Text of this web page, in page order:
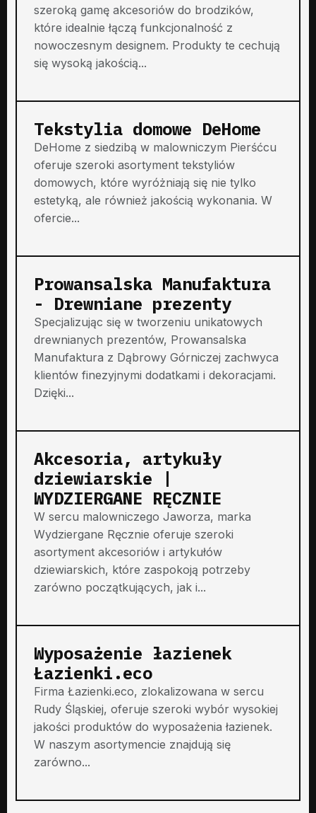
szeroką gamę akcesoriów do brodzików,
które idealnie łączą funkcjonalność z
nowoczesnym designem. Produkty te cechują
się wysoką jakością...
Tekstylia domowe DeHome
DeHome z siedzibą w malowniczym Pierśćcu
oferuje szeroki asortyment tekstyliów
domowych, które wyróżniają się nie tylko
estetyką, ale również jakością wykonania. W
ofercie...
Prowansalska Manufaktura
- Drewniane prezenty
Specjalizując się w tworzeniu unikatowych
drewnianych prezentów, Prowansalska
Manufaktura z Dąbrowy Górniczej zachwyca
klientów finezyjnymi dodatkami i dekoracjami.
Dzięki...
Akcesoria, artykuły
dziewiarskie |
WYDZIERGANE RĘCZNIE
W sercu malowniczego Jaworza, marka
Wydziergane Ręcznie oferuje szeroki
asortyment akcesoriów i artykułów
dziewiarskich, które zaspokoją potrzeby
zarówno początkujących, jak i...
Wyposażenie łazienek
Łazienki.eco
Firma Łazienki.eco, zlokalizowana w sercu
Rudy Śląskiej, oferuje szeroki wybór wysokiej
jakości produktów do wyposażenia łazienek.
W naszym asortymencie znajdują się
zarówno...